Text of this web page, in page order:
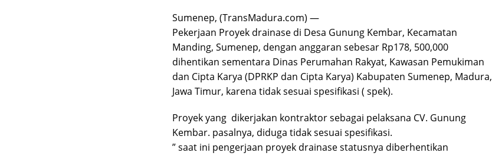
Sumenep, (TransMadura.com) —
Pekerjaan Proyek drainase di Desa Gunung Kembar, Kecamatan
Manding, Sumenep, dengan anggaran sebesar Rp178, 500,000
dihentikan sementara Dinas Perumahan Rakyat, Kawasan Pemukiman
dan Cipta Karya (DPRKP dan Cipta Karya) Kabupaten Sumenep, Madura,
Jawa Timur, karena tidak sesuai spesifikasi ( spek).
Proyek yang dikerjakan kontraktor sebagai pelaksana CV. Gunung
Kembar. pasalnya, diduga tidak sesuai spesifikasi.
” saat ini pengerjaan proyek drainase statusnya diberhentikan